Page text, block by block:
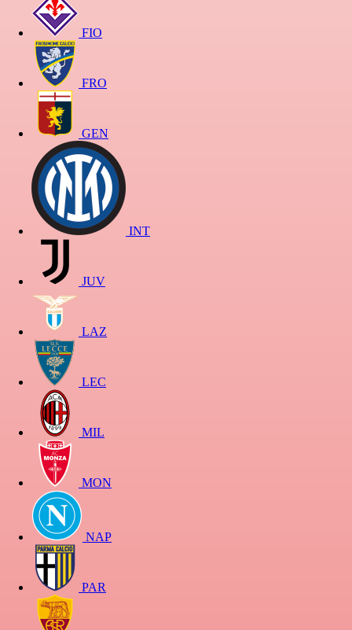
FIO
FRO
GEN
INT
JUV
LAZ
LEC
MIL
MON
NAP
PAR